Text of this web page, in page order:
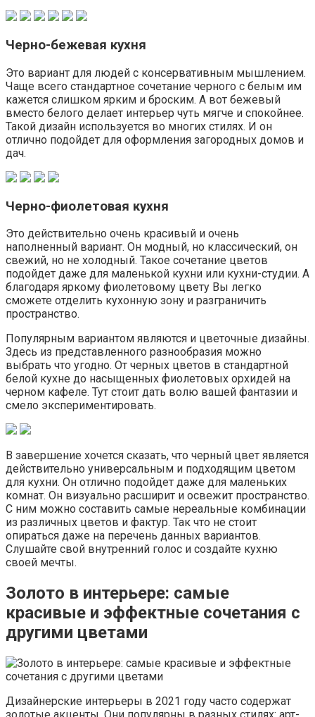
Черно-бежевая кухня
Это вариант для людей с консервативным мышлением.
Чаще всего стандартное сочетание черного с белым им
кажется слишком ярким и броским. А вот бежевый
вместо белого делает интерьер чуть мягче и спокойнее.
Такой дизайн используется во многих стилях. И он
отлично подойдет для оформления загородных домов и
дач.
Черно-фиолетовая кухня
Это действительно очень красивый и очень
наполненный вариант. Он модный, но классический, он
свежий, но не холодный. Такое сочетание цветов
подойдет даже для маленькой кухни или кухни-студии. А
благодаря яркому фиолетовому цвету Вы легко
сможете отделить кухонную зону и разграничить
пространство.
Популярным вариантом являются и цветочные дизайны.
Здесь из представленного разнообразия можно
выбрать что угодно. От черных цветов в стандартной
белой кухне до насыщенных фиолетовых орхидей на
черном кафеле. Тут стоит дать волю вашей фантазии и
смело экспериментировать.
В завершение хочется сказать, что черный цвет является
действительно универсальным и подходящим цветом
для кухни. Он отлично подойдет даже для маленьких
комнат. Он визуально расширит и освежит пространство.
С ним можно составить самые нереальные комбинации
из различных цветов и фактур. Так что не стоит
опираться даже на перечень данных вариантов.
Слушайте свой внутренний голос и создайте кухню
своей мечты.
Золото в интерьере: самые
красивые и эффектные сочетания с
другими цветами
Дизайнерские интерьеры в 2021 году часто содержат